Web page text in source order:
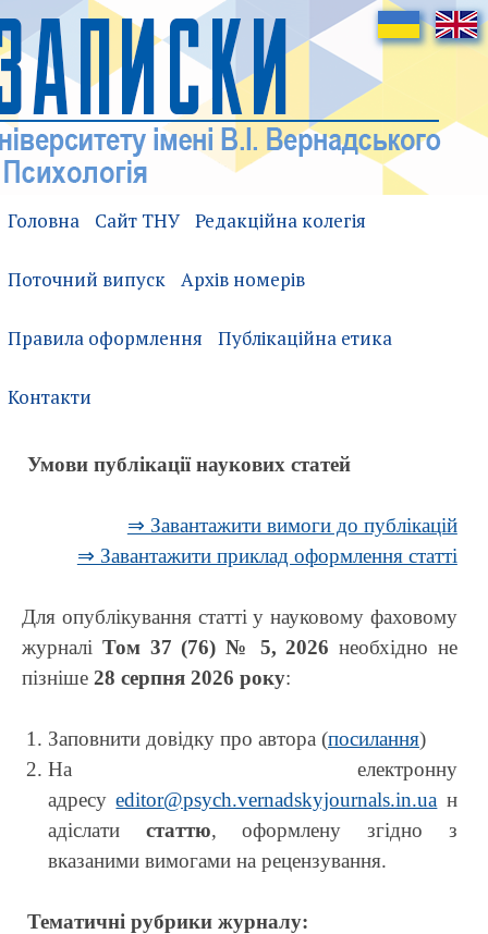
Головна Сайт ТНУ Редакційна колегія
Поточний випуск Архів номерів
Правила оформлення Публікаційна етика
Контакти
Умови публікації наукових статей
⇒ Завантажити вимоги до публікацій
⇒ Завантажити приклад оформлення статті
Для опублікування статті у науковому фаховому
журналі Том 37 (76) № 5, 2026необхідно не
пізніше 28 серпня 2026 року:
Заповнити довідку про автора (посилання)
На електронну
адресуeditor@psych.vernadskyjournals.in.ua н
адіслати статтю, оформлену згідно з
вказаними вимогами на рецензування.
Тематичні рубрики журналу: